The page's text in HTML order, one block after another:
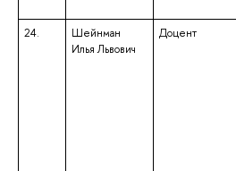
24.
Шейнман
Илья Львович
Доцент